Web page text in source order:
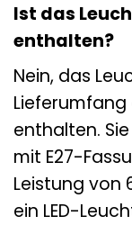
Ist das
enthalten?
Nein, das
enthalten.
mit E27-
Leistung von
ein LED-